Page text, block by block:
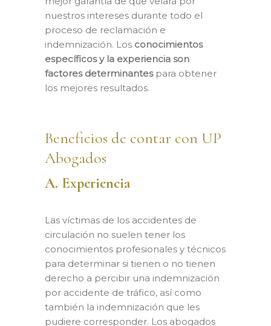
nuestros intereses durante todo el
proceso de reclamación e
indemnización. Los conocimientos
específicos y la experiencia son
factores determinantespara obtener
los mejores resultados.
Beneficios de contar con UP
Abogados
A. Experiencia
Las víctimas de los accidentes de
circulación no suelen tener los
conocimientos profesionales y técnicos
para determinar si tienen o no tienen
derecho a percibir una indemnización
por accidente de tráfico, así como
también la indemnización que les
pudiere corresponder. Los abogados